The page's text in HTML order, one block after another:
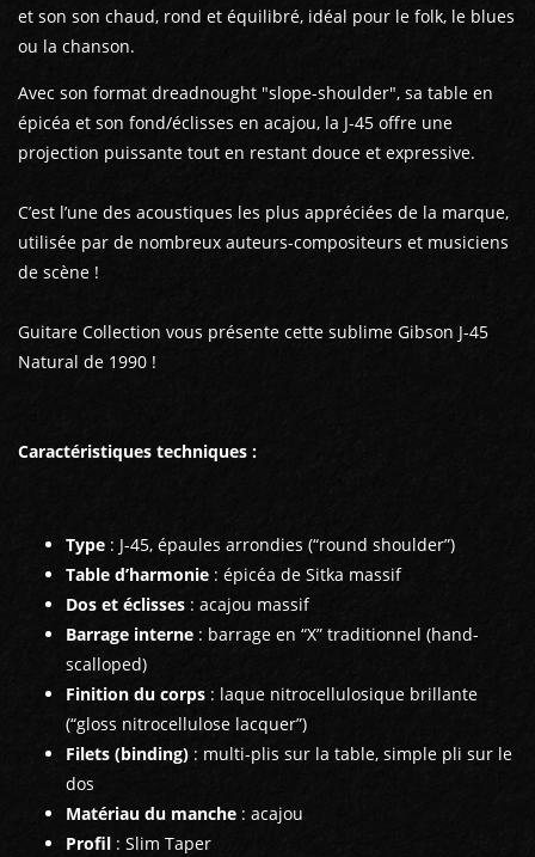
et son son chaud, rond et équilibré, idéal pour le folk, le blues
ou la chanson.
Avec son format dreadnought "slope-shoulder", sa table en
épicéa et son fond/éclisses en acajou, la J-45 offre une
projection puissante tout en restant douce et expressive.
C’est l’une des acoustiques les plus appréciées de la marque,
utilisée par de nombreux auteurs-compositeurs et musiciens
de scène !
Guitare Collection vous présente cette sublime Gibson J-45
Natural de 1990 !
Caractéristiques techniques :
Type : J-45, épaules arrondies (“round shoulder”)
Table d’harmonie : épicéa de Sitka massif
Dos et éclisses : acajou massif
Barrage interne : barrage en “X” traditionnel (hand-
scalloped)
Finition du corps : laque nitrocellulosique brillante
(“gloss nitrocellulose lacquer”)
Filets (binding) : multi-plis sur la table, simple pli sur le
dos
Matériau du manche : acajou
Profil : Slim Taper